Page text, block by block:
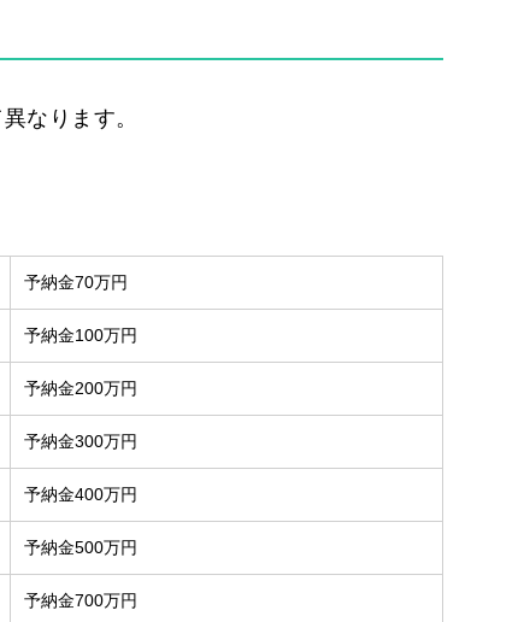
なります。
予納金70万円
予納金100万円
予納金200万円
予納金300万円
予納金400万円
予納金500万円
予納金700万円